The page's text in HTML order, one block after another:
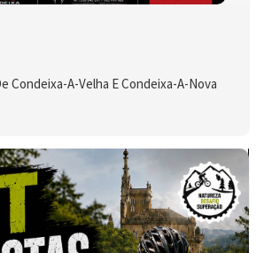
Condeixa-A-Velha E Condeixa-A-Nova